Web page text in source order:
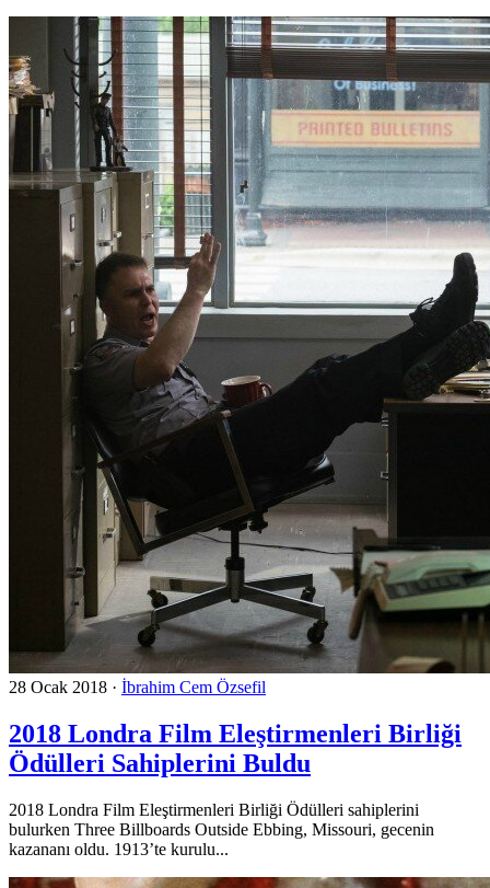
28 Ocak 2018 · İbrahim Cem Özsefil
2018 Londra Film Eleştirmenleri Birliği
Ödülleri Sahiplerini Buldu
2018 Londra Film Eleştirmenleri Birliği Ödülleri sahiplerini
bulurken Three Billboards Outside Ebbing, Missouri, gecenin
kazananı oldu. 1913’te kurulu...